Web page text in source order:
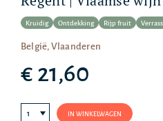
Kruidig Ontdekking Rijp fruit
België, Vlaanderen
€ 21,60
IN WINKELWAGEN